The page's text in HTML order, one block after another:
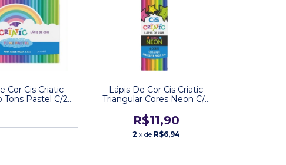
Cor Cis Criatic
Tons Pastel C/24
Lápis De Cor Cis Criatic
Triangular Cores Neon C/6
R$11,90
2 x de R$6,94